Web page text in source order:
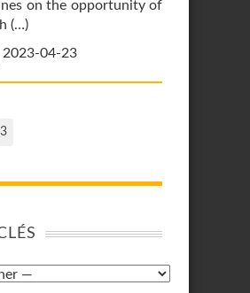
on the opportunity of
(…)
2023-04-23
3